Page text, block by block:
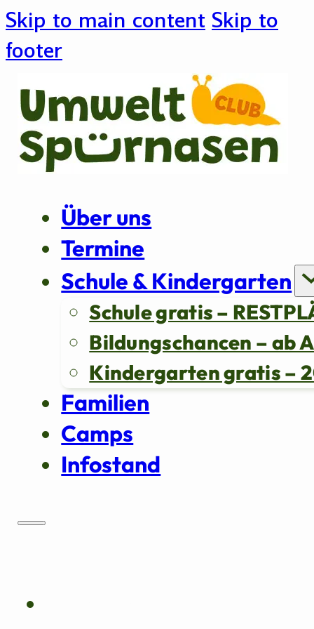
Skip to main content Skip to
footer
Über uns
Termine
Schule & Kindergarten
Schule gratis –
Bildungschancen – ab
Kindergarten gratis –
Familien
Camps
Infostand